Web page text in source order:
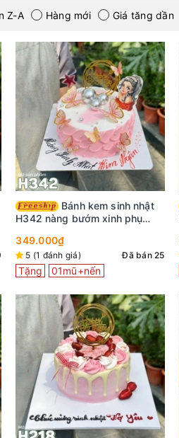
Z-A Hàng mới Giá tăng dần
H342 nàng bướm xinh phụ
349.000₫
5 (1 đánh giá) Đã bán 25
Tặng 01mũ+nến